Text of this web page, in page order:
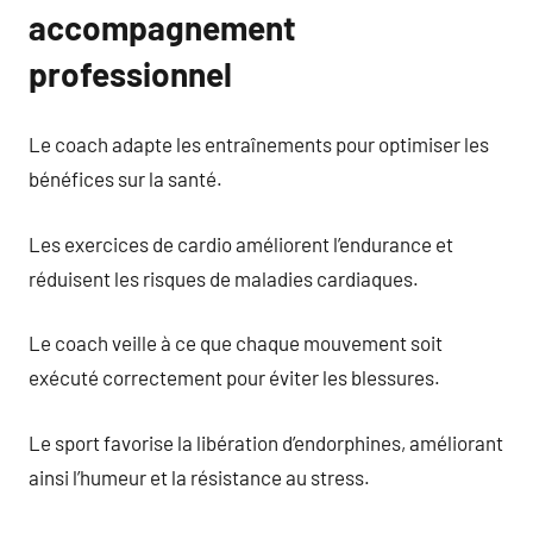
accompagnement
professionnel
Le coach adapte les entraînements pour optimiser les
bénéfices sur la santé.
Les exercices de cardio améliorent l’endurance et
réduisent les risques de maladies cardiaques.
Le coach veille à ce que chaque mouvement soit
exécuté correctement pour éviter les blessures.
Le sport favorise la libération d’endorphines, améliorant
ainsi l’humeur et la résistance au stress.